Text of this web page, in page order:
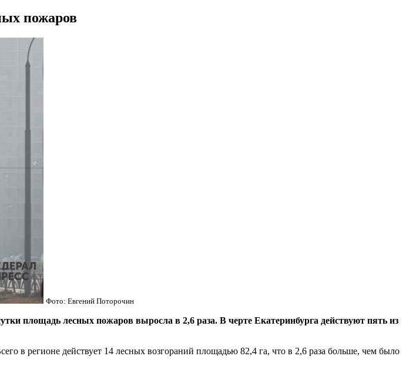
пожаров
Фото: Евгений Поторочин
лесных пожаров выросла в 2,6 раза. В черте Екатеринбурга действуют пять из
в регионе действует 14 лесных возгораний площадью 82,4 га, что в 2,6 раза больше, чем было